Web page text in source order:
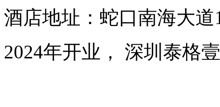
酒店地址：蛇口南海大
2024年开业， 深圳泰